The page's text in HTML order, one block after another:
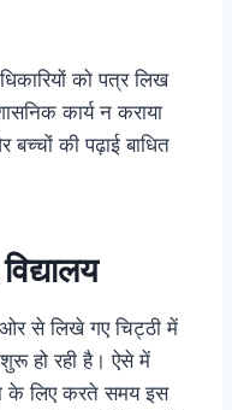
को पत्र लिख
कार्य न कराया
की पढ़ाई बाधित
से लिखे गए चिट्ठी में
हो रही है। ऐसे में
के लिए करते समय इस